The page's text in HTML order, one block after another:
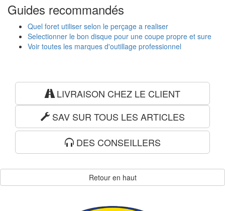
Guides recommandés
Quel foret utiliser selon le perçage a realiser
Selectionner le bon disque pour une coupe propre et sure
Voir toutes les marques d'outillage professionnel
LIVRAISON CHEZ LE CLIENT
SAV SUR TOUS LES ARTICLES
DES CONSEILLERS
Retour en haut